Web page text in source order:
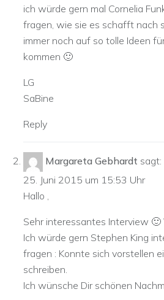
ich würde gern mal Cornelia
fragen, wie sie es schafft nach
immer noch auf so tolle Ideen
kommen 🙂
LG
SaBine
Reply
Margareta Gebhardt sagt:
25. Juni 2015 um 15:53 Uhr
Hallo ,
Sehr interessantes Interview 🙂
Ich würde gern Stephen King
fragen : Konnte sich vorstellen
schreiben.
Ich wünsche Dir schönen